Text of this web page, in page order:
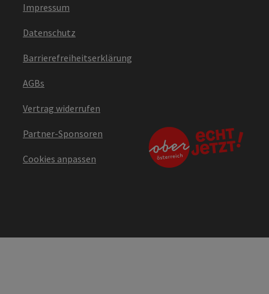
Impressum
Datenschutz
Barrierefreiheitserklärung
AGBs
Vertrag widerrufen
Partner-Sponsoren
Cookies anpassen